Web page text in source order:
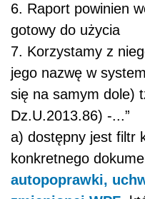
6. Raport powinien
gotowy do użycia
7. Korzystamy z
jego nazwę w
się na samym dole)
Dz.U.2013.86) -...”
a) dostępny jest filtr
konkretnego
autopoprawki,